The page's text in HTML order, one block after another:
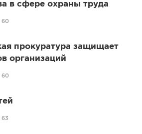
в сфере охраны труда
60
прокуратура защищает
организаций
60
63